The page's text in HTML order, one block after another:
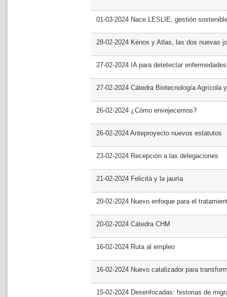
01-03-2024 Nace LESLIE, gestión
28-02-2024 Kénos y Atlas, las dos nuevas
27-02-2024 IA para detetectar
27-02-2024 Cátedra Biotecnología Agrícola
26-02-2024 ¿Cómo envejecemos?
26-02-2024 Anteproyecto nuevos estatutos
23-02-2024 Recepción a las delegaciones
21-02-2024 Felicità y la jauría
20-02-2024 Nuevo enfoque para el
20-02-2024 Cátedra CHM
16-02-2024 Ruta al empleo
16-02-2024 Nuevo catalizador para
15-02-2024 Desenfocadas: historias de